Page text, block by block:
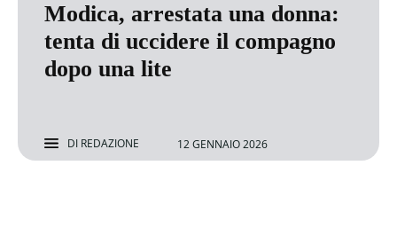
Modica, arrestata una donna:
tenta di uccidere il compagno
dopo una lite
DI REDAZIONE 12 GENNAIO 2026